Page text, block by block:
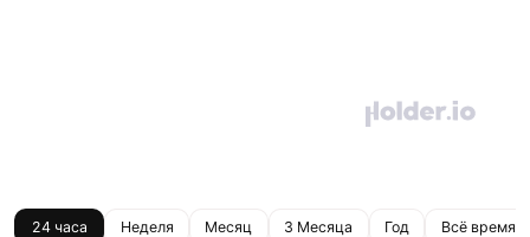
24 часа Неделя Месяц 3 Месяца Год Всё время